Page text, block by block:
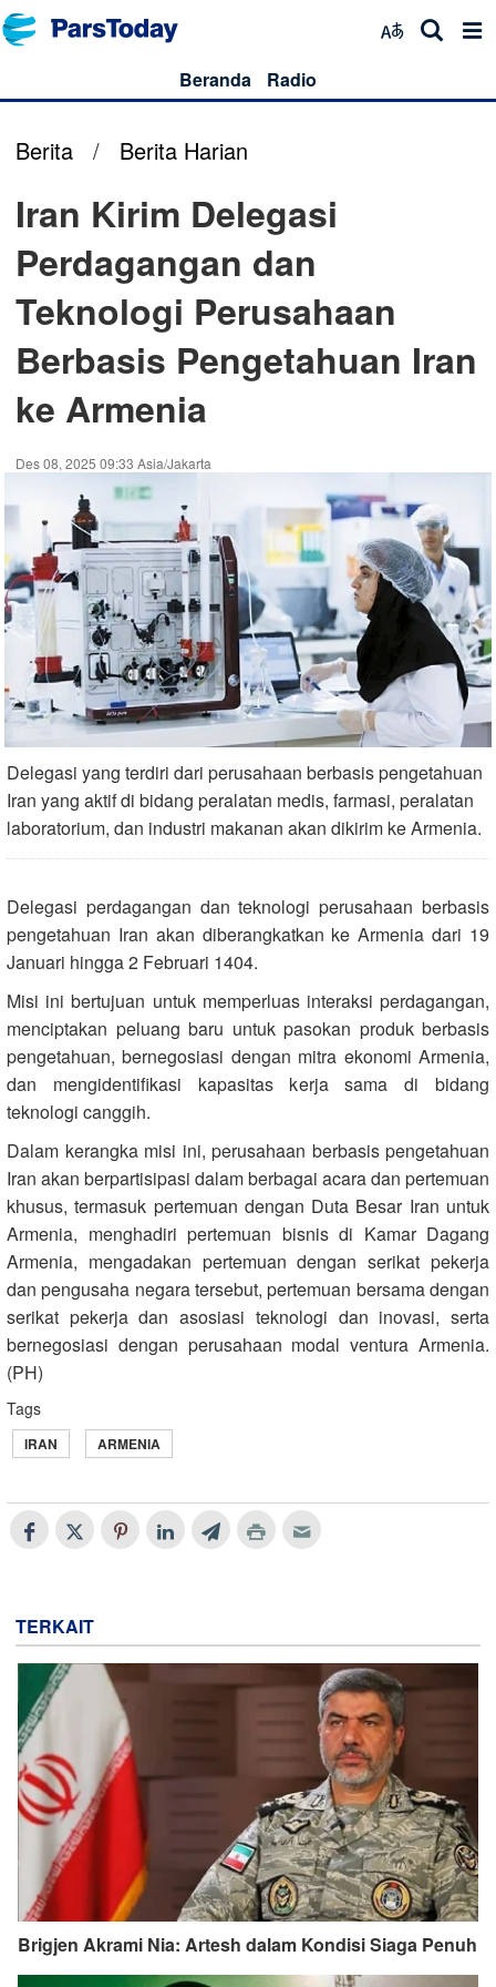
Beranda Radio
Berita / Berita Harian
Iran Kirim Delegasi
Perdagangan dan
Teknologi Perusahaan
Berbasis Pengetahuan Iran
ke Armenia
Des 08, 2025 09:33 Asia/Jakarta
Delegasi yang terdiri dari perusahaan berbasis pengetahuan
Iran yang aktif di bidang peralatan medis, farmasi, peralatan
laboratorium, dan industri makanan akan dikirim ke Armenia.
Delegasi perdagangan dan teknologi perusahaan berbasis
pengetahuan Iran akan diberangkatkan ke Armenia dari 19
Januari hingga 2 Februari 1404.
Misi ini bertujuan untuk memperluas interaksi perdagangan,
menciptakan peluang baru untuk pasokan produk berbasis
pengetahuan, bernegosiasi dengan mitra ekonomi Armenia,
dan mengidentifikasi kapasitas kerja sama di bidang
teknologi canggih.
Dalam kerangka misi ini, perusahaan berbasis pengetahuan
Iran akan berpartisipasi dalam berbagai acara dan pertemuan
khusus, termasuk pertemuan dengan Duta Besar Iran untuk
Armenia, menghadiri pertemuan bisnis di Kamar Dagang
Armenia, mengadakan pertemuan dengan serikat pekerja
dan pengusaha negara tersebut, pertemuan bersama dengan
serikat pekerja dan asosiasi teknologi dan inovasi, serta
bernegosiasi dengan perusahaan modal ventura Armenia.
(PH)
Tags
IRAN ARMENIA
TERKAIT
Brigjen Akrami Nia: Artesh dalam Kondisi Siaga Penuh